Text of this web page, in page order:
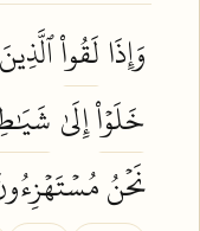
وَإِذَالَقُواْٱلَّذِينَ
خَلَوۡاْإِلَىٰ
نَحۡنُ مُسۡتَهۡزِءُونَ